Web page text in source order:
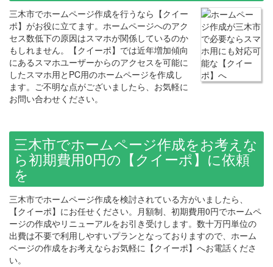
三木市でホームページ作成を行うなら【クイー
ポ】がお役に立てます。ホームページへのアク
セス数低下の原因はスマホが関係しているのか
もしれません。【クイーポ】では近年増加傾向
にあるスマホユーザーからのアクセスを可能に
したスマホ用とPC用のホームページを作成し
ます。ご不明な点がございましたら、お気軽に
お問い合わせください。
三木市でホームページ作成をお考えな
ら初期費用0円の【クイーポ】に依頼
を
三木市でホームページ作成を検討されている方がいましたら、
【クイーポ】にお任せください。月額制、初期費用0円でホームペ
ージの作成やリニューアルをお引き受けします。数十万円単位の
出費は不要で利用しやすいプランとなっておりますので、ホーム
ページの作成をお考えならお気軽に【クイーポ】へお電話くださ
い。